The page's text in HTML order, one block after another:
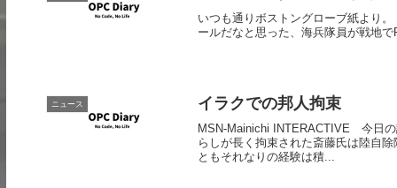
いつも通りボストングローブ紙より
ールだなと思った、海兵隊員が戦地
ニュース イラクでの邦人拘束
MSN-Mainichi INTERACTIVE 今日
らしが長く拘束された斎藤氏は陸自
ともそれなりの経験は積...